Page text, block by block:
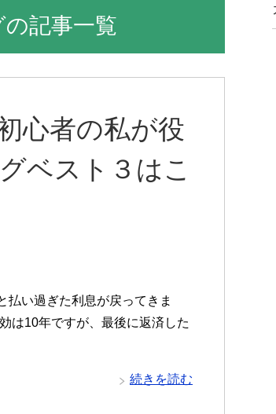
記事一覧
心者の私が役
ベスト３はこ
払い過ぎた利息が戻ってきま
は10年ですが、最後に返済した
続きを読む